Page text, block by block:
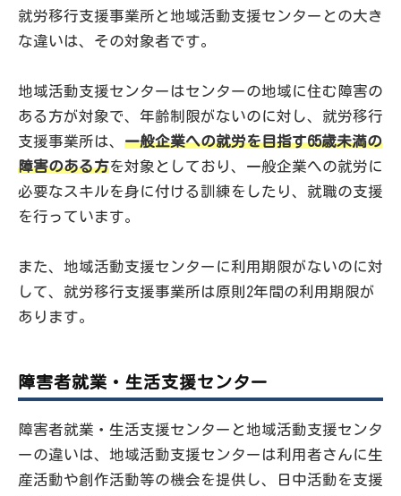
就労移行支援事業所と地域活動支援センターとの大き
な違いは、その対象者です。
地域活動支援センターはセンターの地域に住む障害の
ある方が対象で、年齢制限がないのに対し、就労移行
支援事業所は、 一般企業への就労を目指す65歳未満の
障害のある方を対象としており、一般企業への就労に
必要なスキルを身に付ける訓練をしたり、就職の支援
を行っています。
また、地域活動支援センターに利用期限がないのに対
して、就労移行支援事業所は原則2年間の利用期限が
あります。
障害者就業・生活支援センター
障害者就業・生活支援センターと地域活動支援センタ
ーの違いは、地域活動支援センターは利用者さんに生
産活動や創作活動等の機会を提供し、日中活動を支援